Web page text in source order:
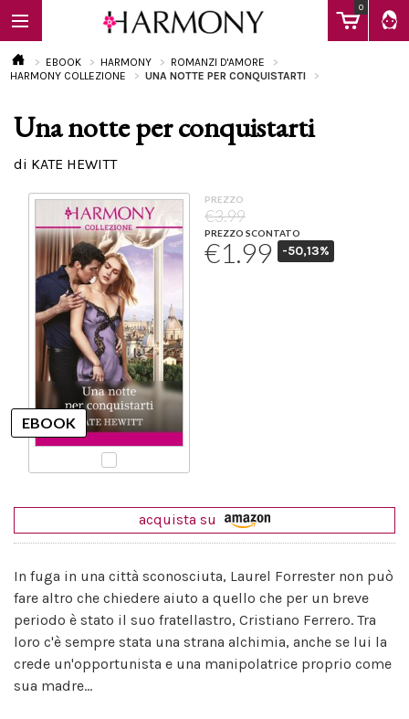
0
EBOOK
Calendario
EBOOK HARMONY
ROMANZI D'AMORE
HARMONY COLLEZIONE
UNA NOTTE PER CONQUISTARTI
Una notte per conquistarti
di KATE HEWITT
PREZZO
€3.99
PREZZO SCONTATO
€1.99 -50,13%
acquista su
In fuga in una città sconosciuta, Laurel Forrester non può
fare altro che chiedere aiuto a quello che per un breve
periodo è stato il suo fratellastro, Cristiano Ferrero. Tra
loro c'è sempre stata una strana alchimia, anche se lui la
crede un'opportunista e una manipolatrice proprio come
sua madre...